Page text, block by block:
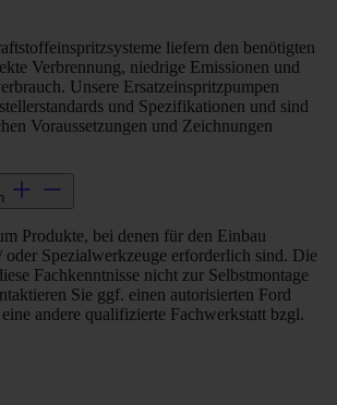
liefern den benötigten
Verbrennung, niedrige Emissionen und
Unsere Ersatzeinspritzpumpen
und Spezifikationen und sind
Voraussetzungen und Zeichnungen
Produkte, bei denen für den Einbau
oder Spezialwerkzeuge erforderlich sind. Die
Fachkenntnisse nicht zur Selbstmontage
Sie ggf. einen autorisierten Ford
andere qualifizierte Fachwerkstatt bzgl.